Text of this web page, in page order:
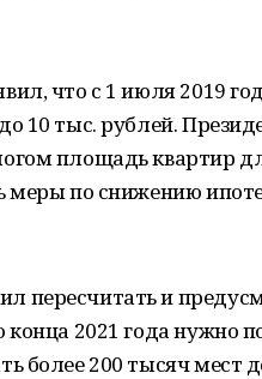
что с 1 июля 2019
10 тыс. рублей.
площадь квартир
меры по снижению
пересчитать и
2021 года нужно
более 200 тысяч мест